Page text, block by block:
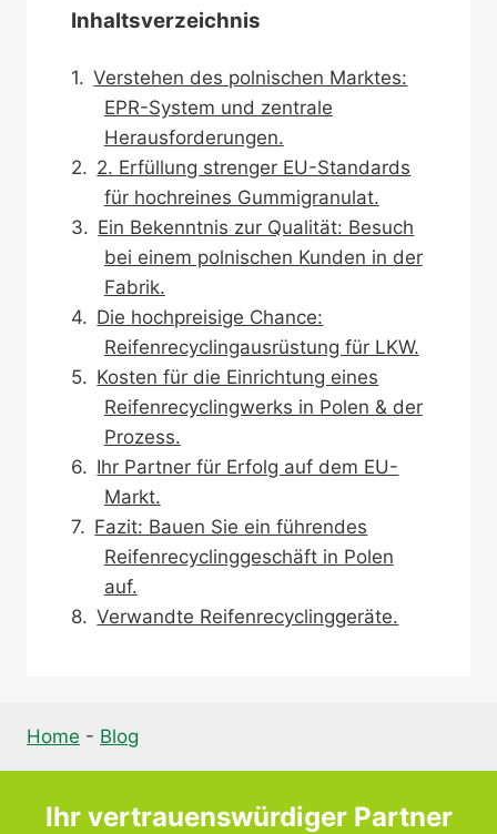
Inhaltsverzeichnis
Verstehen des polnischen Marktes:
EPR-System und zentrale
Herausforderungen.
2. Erfüllung strenger EU-Standards
für hochreines Gummigranulat.
Ein Bekenntnis zur Qualität: Besuch
bei einem polnischen Kunden in der
Fabrik.
Die hochpreisige Chance:
Reifenrecyclingausrüstung für LKW.
Kosten für die Einrichtung eines
Reifenrecyclingwerks in Polen & der
Prozess.
Ihr Partner für Erfolg auf dem EU-
Markt.
Fazit: Bauen Sie ein führendes
Reifenrecyclinggeschäft in Polen
auf.
Verwandte Reifenrecyclinggeräte.
Home - Blog
Ihr vertrauenswürdiger Partner